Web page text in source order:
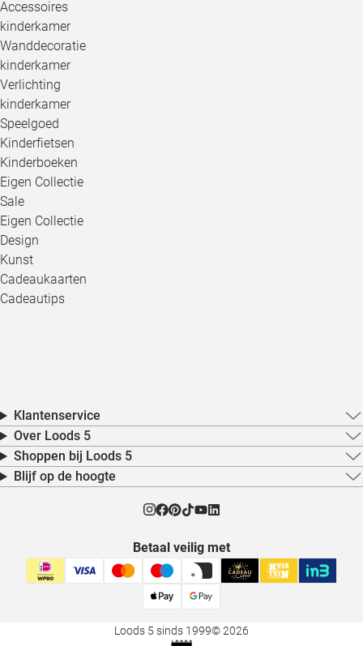
Accessoires
kinderkamer
Wanddecoratie
kinderkamer
Verlichting
kinderkamer
Speelgoed
Kinderfietsen
Kinderboeken
Eigen Collectie
Sale
Eigen Collectie
Design
Kunst
Cadeaukaarten
Cadeautips
Klantenservice
Over Loods 5
Shoppen bij Loods 5
Blijf op de hoogte
Betaal veilig met
Loods 5 sinds 1999© 2026